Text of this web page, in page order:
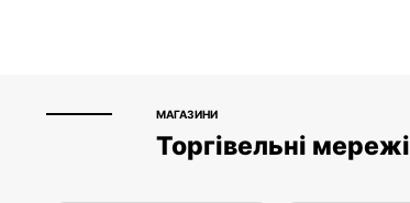
МАГАЗИНИ
Торгівельні мережі